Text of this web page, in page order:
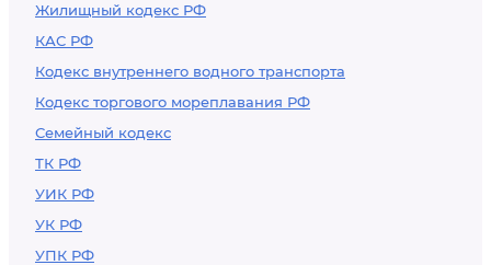
Жилищный кодекс РФ
КАС РФ
Кодекс внутреннего водного транспорта
Кодекс торгового мореплавания РФ
Семейный кодекс
ТК РФ
УИК РФ
УК РФ
УПК РФ